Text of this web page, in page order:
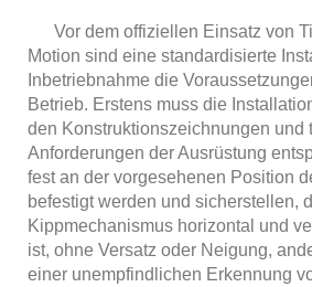
Vor dem offiziellen Einsatz von
Motion sind eine standardisierte
Inbetriebnahme die
Betrieb. Erstens muss die
den Konstruktionszeichnungen und
Anforderungen der Ausrüstung
fest an der vorgesehenen Position
befestigt werden und sicherstellen,
Kippmechanismus horizontal und
ist, ohne Versatz oder Neigung,
einer unempfindlichen Erkennung